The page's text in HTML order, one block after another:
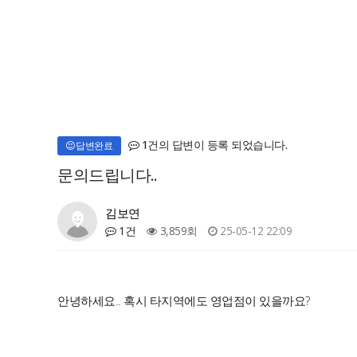
답변완료 1건의 답변이 등록 되었습니다.
문의드립니다..
김보연
1건 3,859회 25-05-12 22:09
안녕하세요.. 혹시 타지역에도 영업점이 있을까요?